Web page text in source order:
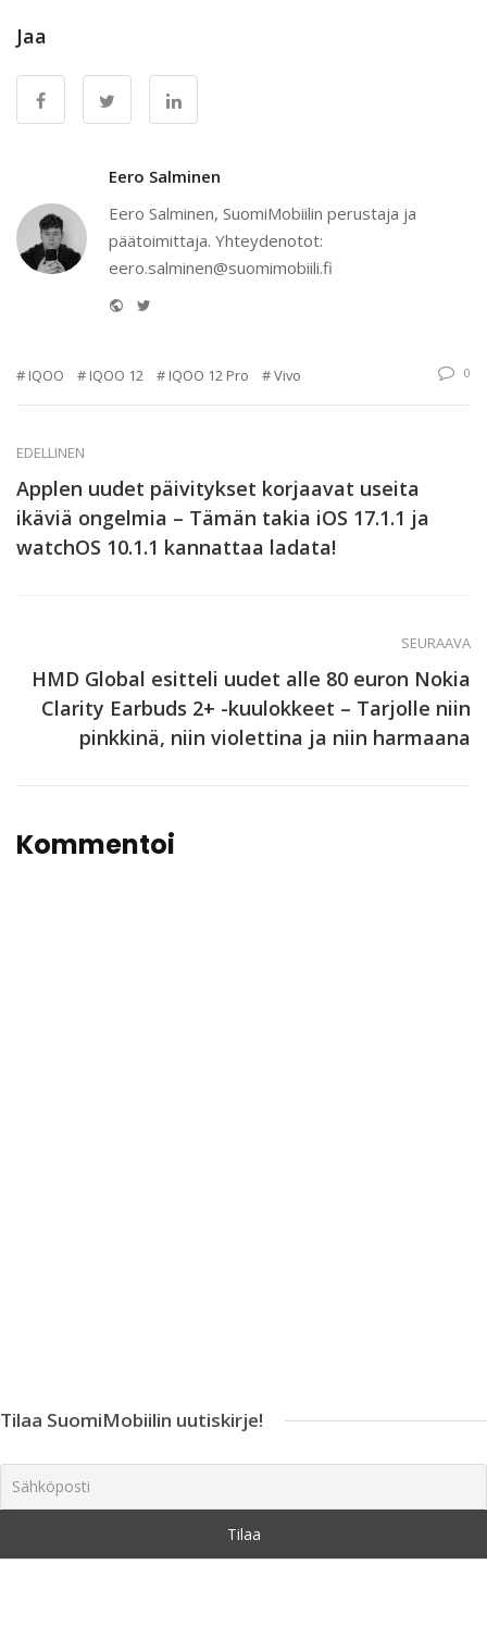
Jaa
Eero Salminen
Eero Salminen, SuomiMobiilin perustaja ja
päätoimittaja. Yhteydenotot:
eero.salminen@suomimobiili.fi
Website
IQOO IQOO 12 IQOO 12 Pro Vivo 0
EDELLINEN
Applen uudet päivitykset korjaavat useita
ikäviä ongelmia – Tämän takia iOS 17.1.1 ja
watchOS 10.1.1 kannattaa ladata!
SEURAAVA
HMD Global esitteli uudet alle 80 euron Nokia
Clarity Earbuds 2+ -kuulokkeet – Tarjolle niin
pinkkinä, niin violettina ja niin harmaana
Kommentoi
Tilaa SuomiMobiilin uutiskirje!